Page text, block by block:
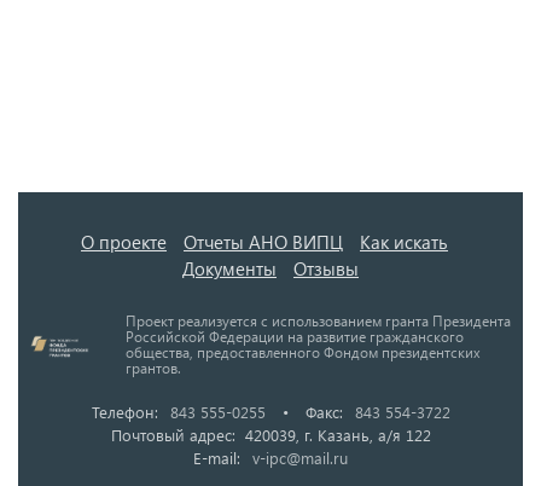
О проекте Отчеты АНО ВИПЦ
Как искать
Документы
Отзывы
Проект реализуется с использованием гранта Президента
Российской Федерации на развитие гражданского
общества, предоставленного Фондом президентских
грантов.
Телефон: 843 555-0255 • Факс:
843 554-3722
Почтовый адрес: 420039, г. Казань, а/я 122
E-mail:
v-ipc@mail.ru